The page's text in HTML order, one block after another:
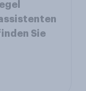
Sie